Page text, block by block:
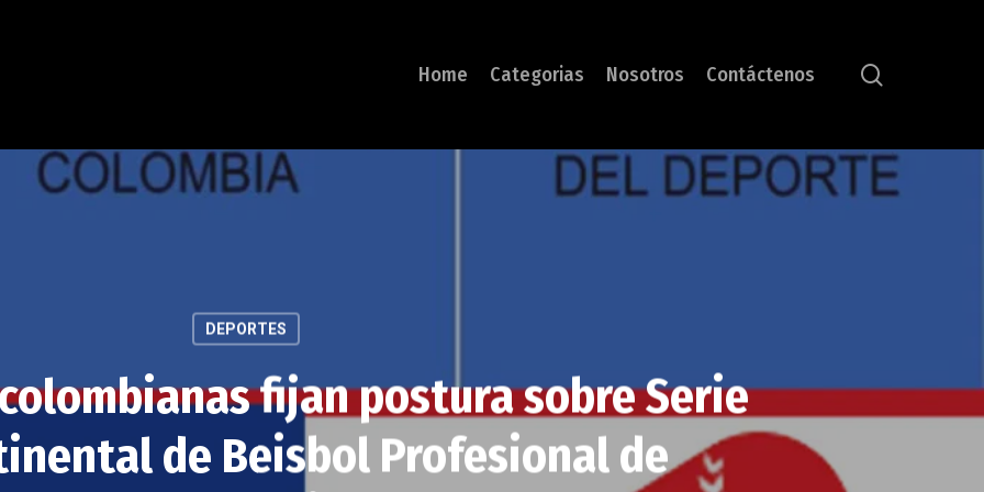
Home Categorias Nosotros Contáctenos
DEPORTES
fijan postura sobre Serie
de Beisbol Profesional de